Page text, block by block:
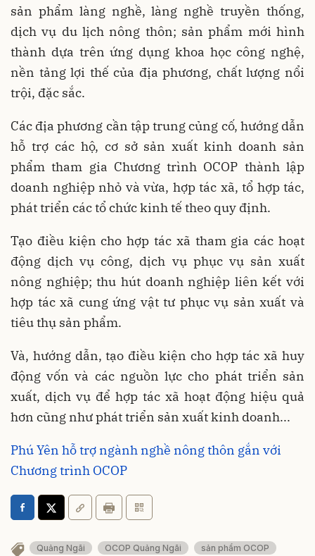
sản phẩm làng nghề, làng nghề truyền thống,
dịch vụ du lịch nông thôn; sản phẩm mới hình
thành dựa trên ứng dụng khoa học công nghệ,
nền tảng lợi thế của địa phương, chất lượng nổi
trội, đặc sắc.
Các địa phương cần tập trung củng cố, hướng dẫn
hỗ trợ các hộ, cơ sở sản xuất kinh doanh sản
phẩm tham gia Chương trình OCOP thành lập
doanh nghiệp nhỏ và vừa, hợp tác xã, tổ hợp tác,
phát triển các tổ chức kinh tế theo quy định.
Tạo điều kiện cho hợp tác xã tham gia các hoạt
động dịch vụ công, dịch vụ phục vụ sản xuất
nông nghiệp; thu hút doanh nghiệp liên kết với
hợp tác xã cung ứng vật tư phục vụ sản xuất và
tiêu thụ sản phẩm.
Và, hướng dẫn, tạo điều kiện cho hợp tác xã huy
động vốn và các nguồn lực cho phát triển sản
xuất, dịch vụ để hợp tác xã hoạt động hiệu quả
hơn cũng như phát triển sản xuất kinh doanh...
Phú Yên hỗ trợ ngành nghề nông thôn gắn với
Chương trình OCOP
Quảng Ngãi OCOP Quảng Ngãi sản phẩm OCOP